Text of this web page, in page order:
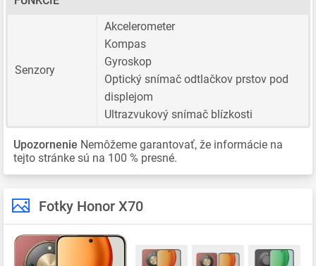
Senzory
Akcelerometer
Kompas
Gyroskop
Optický snímač odtlačkov prstov pod
displejom
Ultrazvukový snímač blízkosti
Upozornenie Nemôžeme garantovať, že informácie na
tejto stránke sú na 100 % presné.
Fotky Honor X70